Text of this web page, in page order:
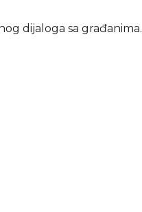
dijaloga sa građanima.